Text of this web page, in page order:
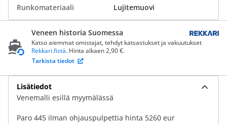
Runkomateriaali
Lujitemuovi
Veneen historia Suomessa
Katso aiemmat omistajat, tehdyt katsastukset ja vakuutukset
Rekkari.fistä. Hinta alkaen 2,90 €.
Tarkista tiedot
Lisätiedot
Venemalli esillä myymälässä
Paro 445 ilman ohjauspulpettia hinta 5260 eur